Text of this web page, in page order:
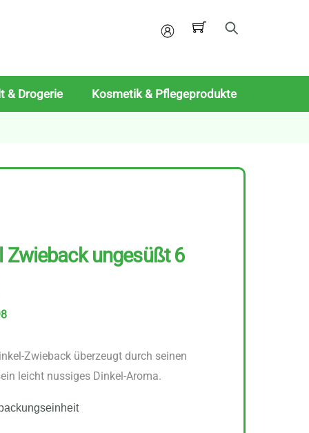
Mein
& Drogerie Kosmetik & Pflegeprodukte
Zwieback ungesüßt 6
Zwieback überzeugt durch seinen
leicht nussiges Dinkel-Aroma.